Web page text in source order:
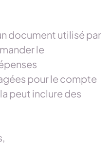
document utilisé par
le
pour le compte
peut inclure des